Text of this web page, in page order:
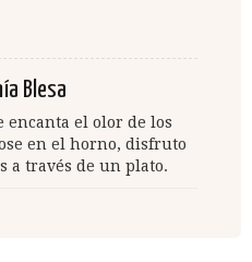
Blesa
encanta el olor de los
en el horno, disfruto
a través de un plato.